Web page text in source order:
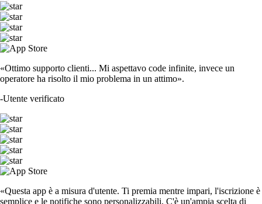
«Ottimo supporto clienti... Mi aspettavo code infinite, invece un
operatore ha risolto il mio problema in un attimo».
-Utente verificato
«Questa app è a misura d'utente. Ti premia mentre impari, l'iscrizione è
semplice e le notifiche sono personalizzabili. C'è un'ampia scelta di